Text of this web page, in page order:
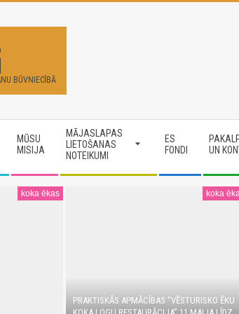
BŪVNIECĪBĀ
MŪSU
MISIJA
MĀJASLAPAS
LIETOŠANAS
NOTEIKUMI
ES
FONDI
UN
koka ēkas koka
PRAKTISKĀS APMĀCĪBAS “VĒSTURISKO ĒKU